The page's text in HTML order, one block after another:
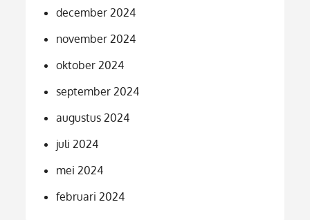
december 2024
november 2024
oktober 2024
september 2024
augustus 2024
juli 2024
mei 2024
februari 2024